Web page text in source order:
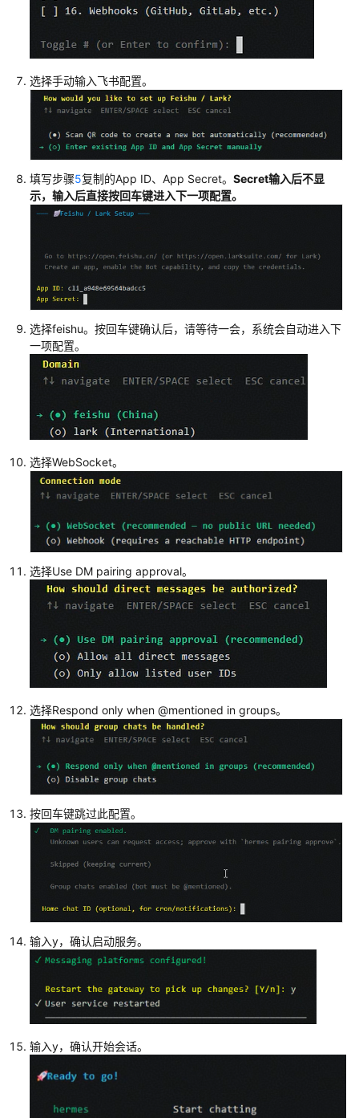
选择手动输入飞书配置。
填写步骤5复制的App ID、App Secret。 Secret输入后不显
示，输入后直接按回车键进入下一项配置。
选择feishu。按回车键确认后，请等待一会，系统会自动进入下
一项配置。
选择WebSocket。
选择Use DM pairing approval。
选择Respond only when @mentioned in groups。
按回车键跳过此配置。
输入y，确认启动服务。
输入y，确认开始会话。